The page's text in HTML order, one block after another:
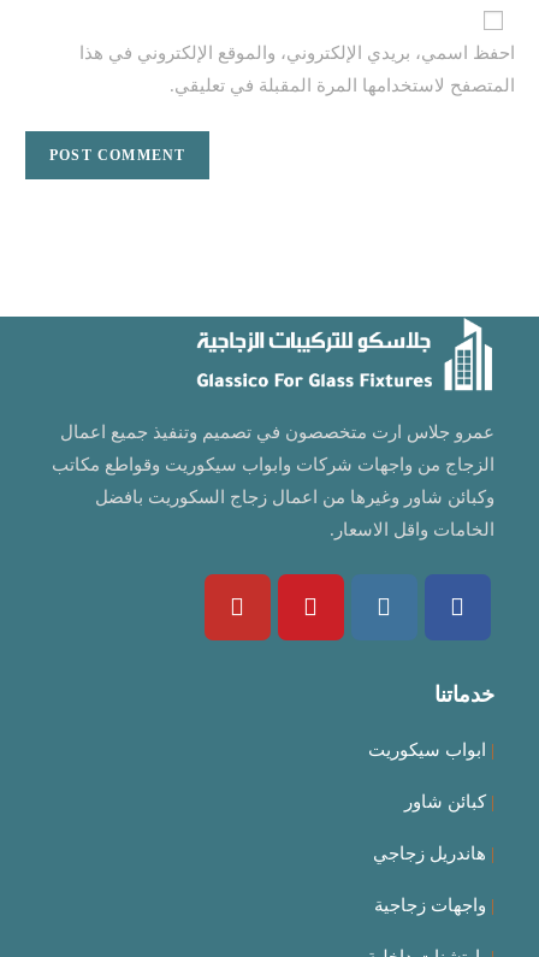
comment
website
احفظ اسمي، بريدي الإلكتروني، والموقع الإلكتروني في هذا
المتصفح لاستخدامها المرة المقبلة في تعليقي.
عمرو جلاس ارت متخصصون في تصميم وتنفيذ جميع اعمال
الزجاج من واجهات شركات وابواب سيكوريت وقواطع مكاتب
وكبائن شاور وغيرها من اعمال زجاج السكوريت بافضل
الخامات واقل الاسعار.
new
new
خدماتنا
| ابواب سيكوريت
|كبائن شاور
| هاندريل زجاجي
| واجهات زجاجية